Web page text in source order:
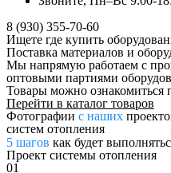
8 (930) 355-70-60
Ищете где купить
Поставка материалов и
Мы напрямую работаем с
оптовыми партиями
Товары можно ознакомиться
Перейти в каталог товаров
Фотографии с наших
систем отопления
5 шагов как будет
Проект системы отопления
01